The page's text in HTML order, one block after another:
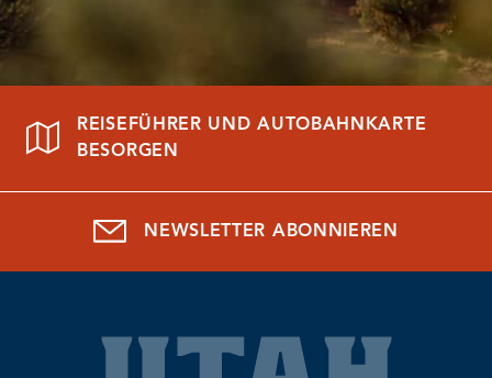
REISEFÜHRER UND AUTOBAHNKARTE
BESORGEN
NEWSLETTER ABONNIEREN